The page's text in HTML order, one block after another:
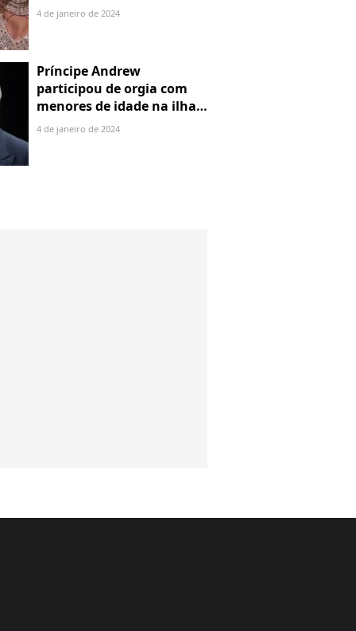
4 de janeiro de 2024
Príncipe Andrew
participou de orgia com
menores de idade na ilha
de Jeffrey Epstein, chefe de
4 de janeiro de 2024